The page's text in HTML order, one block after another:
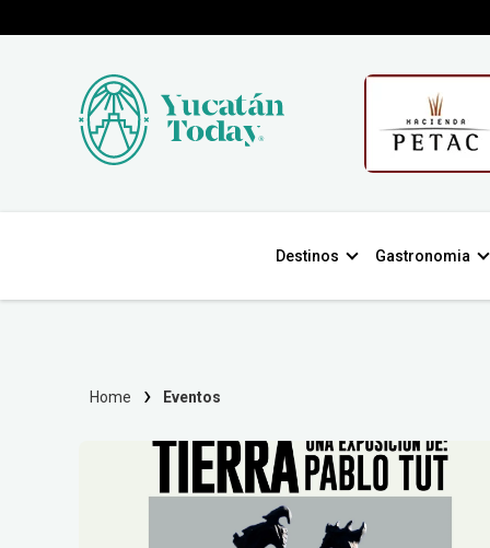
Destinos Gastronomia
Home Eventos